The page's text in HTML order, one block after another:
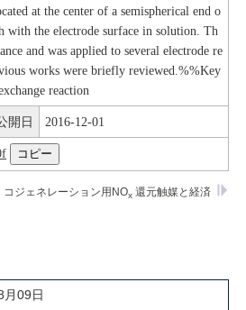
at the center of a semispherical end o
with the electrode surface in solution. Th
and was applied to several electrode re
works were briefly reviewed.%%Key
reaction
開日 2016-12-01
コジェネレーション用NOx 還元触媒と経済
月09日